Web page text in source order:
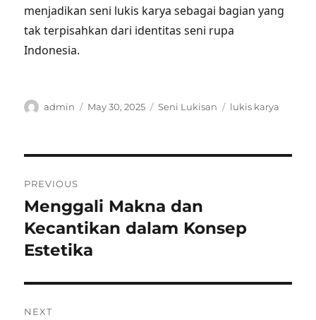
menjadikan seni lukis karya sebagai bagian yang
tak terpisahkan dari identitas seni rupa
Indonesia.
Author
admin
Posted
May 30, 2025 Categories
Seni Lukisan Tags
lukis karya
navigation
PREVIOUS
Previous
post:
Menggali Makna dan
Kecantikan dalam Konsep
Estetika
NEXT